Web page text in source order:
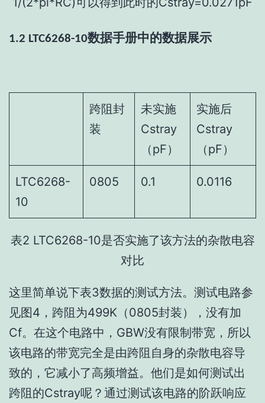
1.2 LTC6268-10数据手册中的数据展示
跨阻封
装
未实施
Cstray
（pF）
实施后
Cstray
（pF）
LTC6268-
10
0805 0.1 0.0116
表2 LTC6268-10是否实施了该方法的杂散电容
对比
这里简单说下表3数据的测试方法。测试电路参
见图4，跨阻为499K（0805封装），没有加
Cf。在这个电路中，GBW没有限制带宽，所以
该电路的带宽完全是由跨阻自身的杂散电容导
致的，它减小了高频增益。他们是如何测试出
跨阻的Cstray呢？通过测试该电路的阶跃响应